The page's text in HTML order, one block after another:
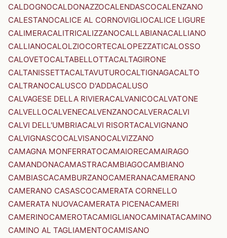
CALDOGNOCALDONAZZOCALENDASCOCALENZANO
CALESTANOCALICE AL CORNOVIGLIOCALICE LIGURE
CALIMERACALITRICALIZZANOCALLABIANACALLIANO
CALLIANOCALOLZIOCORTECALOPEZZATICALOSSO
CALOVETOCALTABELLOTTACALTAGIRONE
CALTANISSETTACALTAVUTUROCALTIGNAGACALTO
CALTRANOCALUSCO D'ADDACALUSO
CALVAGESE DELLA RIVIERACALVANICOCALVATONE
CALVELLOCALVENECALVENZANOCALVERACALVI
CALVI DELL'UMBRIACALVI RISORTACALVIGNANO
CALVIGNASCOCALVISANOCALVIZZANO
CAMAGNA MONFERRATOCAMAIORECAMAIRAGO
CAMANDONACAMASTRACAMBIAGOCAMBIANO
CAMBIASCACAMBURZANOCAMERANACAMERANO
CAMERANO CASASCOCAMERATA CORNELLO
CAMERATA NUOVACAMERATA PICENACAMERI
CAMERINOCAMEROTACAMIGLIANOCAMINATACAMINO
CAMINO AL TAGLIAMENTOCAMISANO